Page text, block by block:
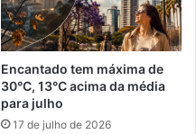
Encantado tem máxima de
30°C, 13°C acima da média
para julho
17 de julho de 2026